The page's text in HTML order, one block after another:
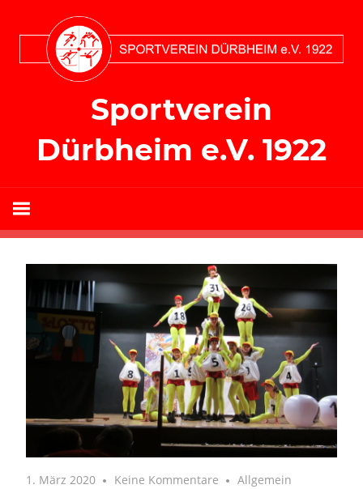
Inhalt
springen
Sportverein
Dürbheim e.V. 1922
1. März 2020 Keine Kommentare Allgemein